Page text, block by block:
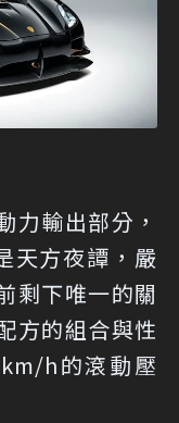
力輸出部分，
天方夜譚，嚴
剩下唯一的關
方的組合與性
h的滾動壓